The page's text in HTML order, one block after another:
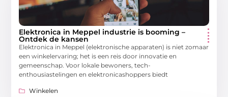
Elektronica in Meppel industrie is booming –
Ontdek de kansen
Elektronica in Meppel (elektronische apparaten) is niet zomaar
een winkelervaring; het is een reis door innovatie en
gemeenschap. Voor lokale bewoners, tech-
enthousiastelingen en elektronicashoppers biedt
Winkelen